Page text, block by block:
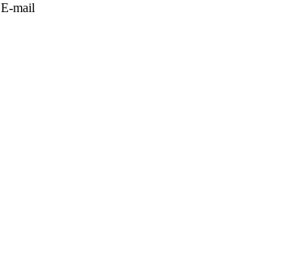
E-mail